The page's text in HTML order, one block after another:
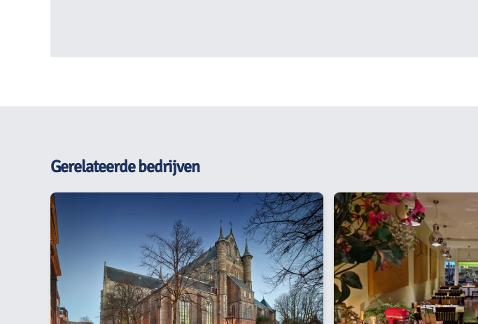
Gerelateerde bedrijven